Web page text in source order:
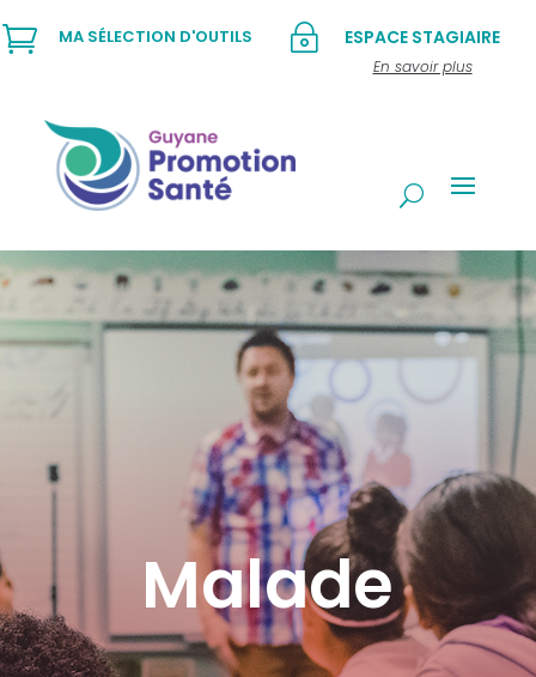
~ ESPACE STAGIAIRE
En savoir plus
 MA SÉLECTION D'OUTILS
Malade